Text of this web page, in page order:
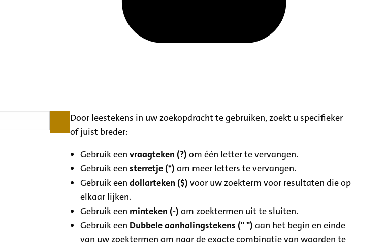
Door leestekens in uw zoekopdracht te gebruiken, zoekt u specifieker
of juist breder:
Gebruik eenvraagteken (?) om één letter te vervangen.
Gebruik eensterretje (*) om meer letters te vervangen.
Gebruik eendollarteken ($) voor uw zoekterm voor resultaten die op
elkaar lijken.
Gebruik een minteken (-) om zoektermen uit te sluiten.
Gebruik een Dubbele aanhalingstekens (" ") aan het begin en einde
van uw zoektermen om naar de exacte combinatie van woorden te